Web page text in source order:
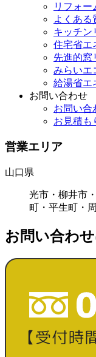
リフォー
よくある
キッチン
住宅省エ
先進的窓
みらいエ
給湯省エ
お問い合わせ
お問い合
お見積も
営業エリア
山口県
光市・柳井市
町・平生町・
お問い合わ